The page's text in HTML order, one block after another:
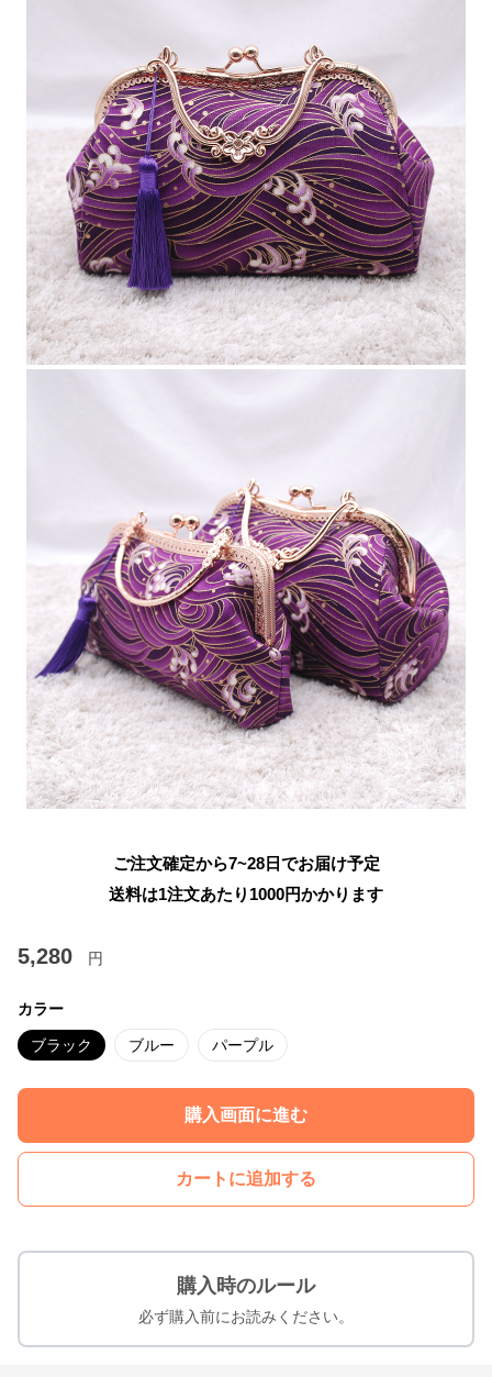
ご注文確定から7~28日でお届け予定
送料は1注文あたり 1000円かかります
5,280 円
カラー
ブラック ブルー パープル
購入画面に進む
カートに追加する
購入時のルール
必ず購入前にお読みください。